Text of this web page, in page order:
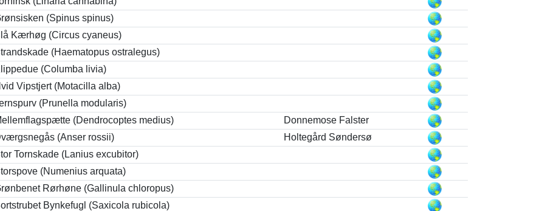
(Spinus spinus)
Kærhøg (Circus cyaneus)
(Haematopus ostralegus)
(Columba livia)
Vipstjert (Motacilla alba)
(Prunella modularis)
(Dendrocoptes medius)
Donnemose Falster
(Anser rossii)
Holtegård Søndersø
Tornskade (Lanius excubitor)
(Numenius arquata)
Rørhøne (Gallinula chloropus)
Bynkefugl (Saxicola rubicola)